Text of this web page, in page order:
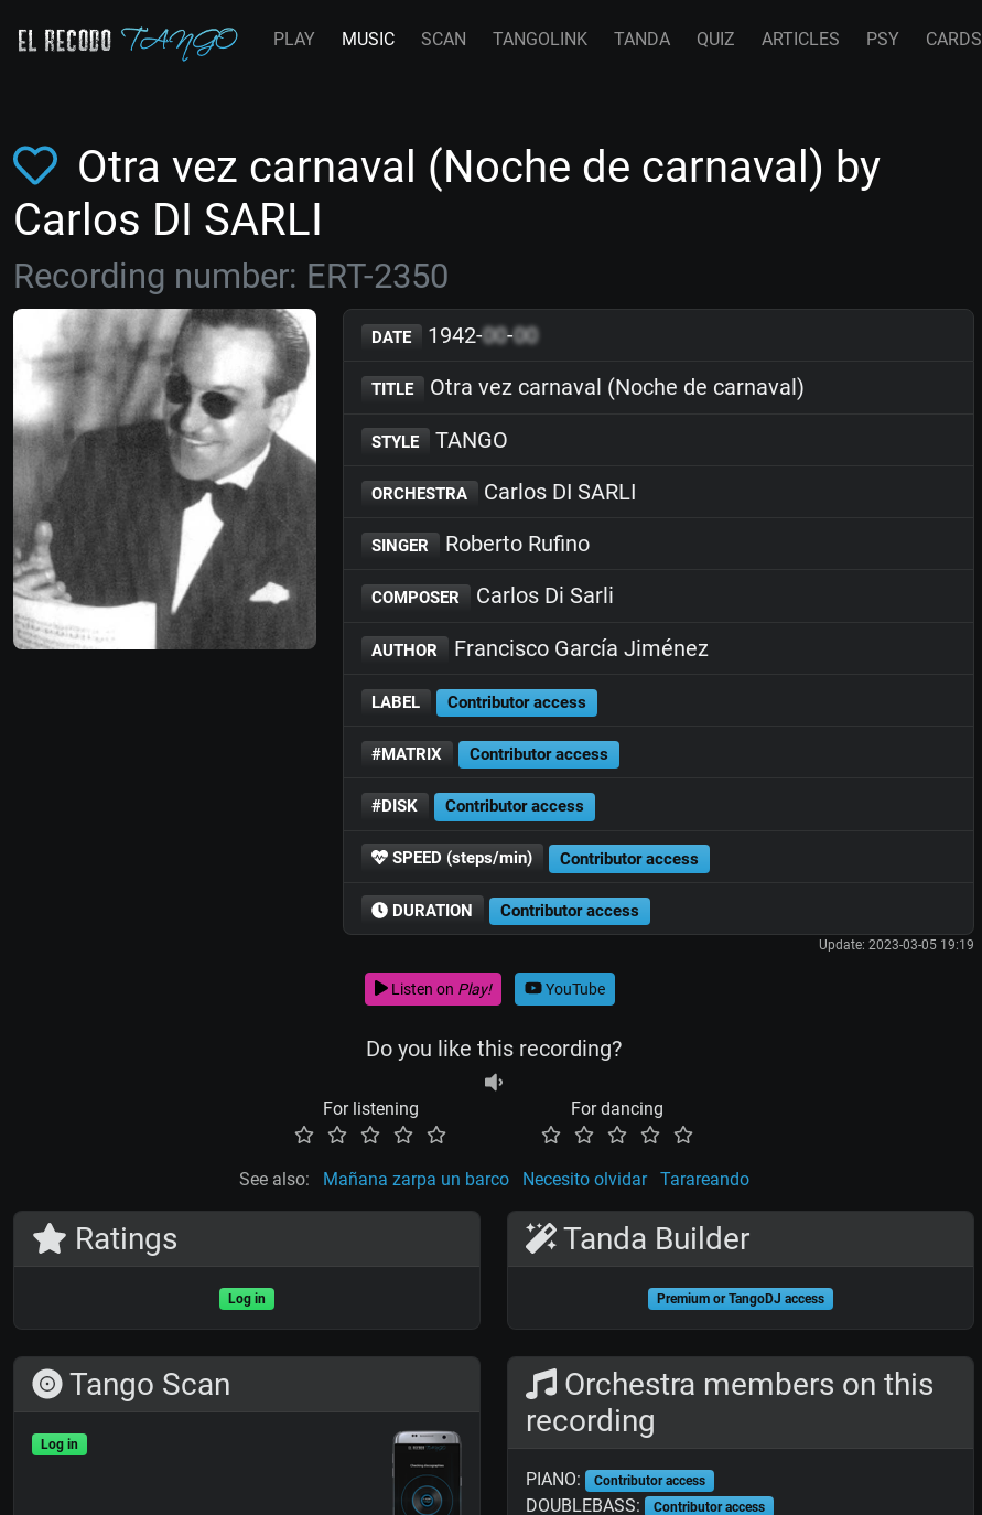
PLAY MUSIC SCAN TANGOLINK TANDA QUIZ ARTICLES PSY CARDS
Otra vez carnaval (Noche de carnaval) by
Carlos DI SARLI
Recording number: ERT-2350
DATE 1942-00-00
TITLE Otra vez carnaval (Noche de carnaval)
STYLE TANGO
ORCHESTRA Carlos DI SARLI
SINGER Roberto Rufino
COMPOSER Carlos Di Sarli
AUTHOR Francisco García Jiménez
LABEL Contributor access
#MATRIX Contributor access
#DISK Contributor access
SPEED (steps/min) Contributor access
DURATION Contributor access
Update: 2023-03-05 19:19
Listen on Play! YouTube
Do you like this recording?
For listening For dancing
See also: Mañana zarpa un barco Necesito olvidar Tarareando
Ratings
Log in
Tango Scan
Log in
Tanda Builder
Premium or TangoDJ access
Orchestra members on this
recording
PIANO: Contributor access
DOUBLEBASS: Contributor access